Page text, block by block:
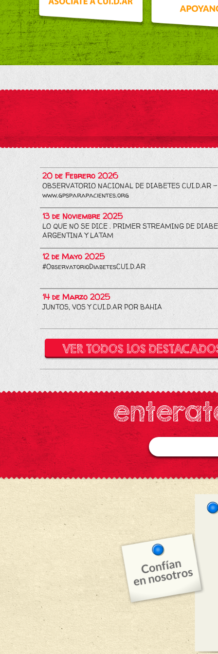
20 de Febrero 2026
OBSERVATORIO NACIONAL DE DIABETES CUI.D.AR -
www.gpsparapacientes.org
13 de Noviembre 2025
LO QUE NO SE DICE . PRIMER STREAMING DE
ARGENTINA Y LATAM
12 de Mayo 2025
#ObservatorioDiabetesCUI.D.AR
14 de Marzo 2025
JUNTOS, VOS Y CUI.D.AR POR BAHIA
VER TODOS LOS